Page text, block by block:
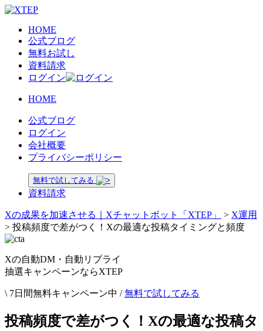
HOME
公式ブログ
無料お試し
資料請求
ログイン
HOME
公式ブログ
ログイン
会社概要
プライバシーポリシー
無料で試してみる
資料請求
Xの成果を加速させる｜Xチャットボット「XTEP」 > X運用
> 投稿頻度で差がつく！Xの最適な投稿タイミングと頻度
Xの自動DM・自動リプライ
抽選キャンペーンならXTEP
\ 7日間無料キャンペーン中 / 無料で試してみる
投稿頻度で差がつく！Xの最適な投稿タ